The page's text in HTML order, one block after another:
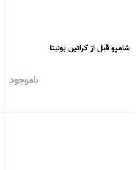
شامپو قبل از کراتین بونیتا
ناموجود